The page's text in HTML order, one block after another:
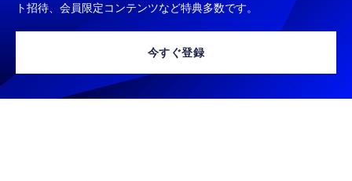
ト招待、会員限定コンテンツなど特典多数です。
今すぐ登録